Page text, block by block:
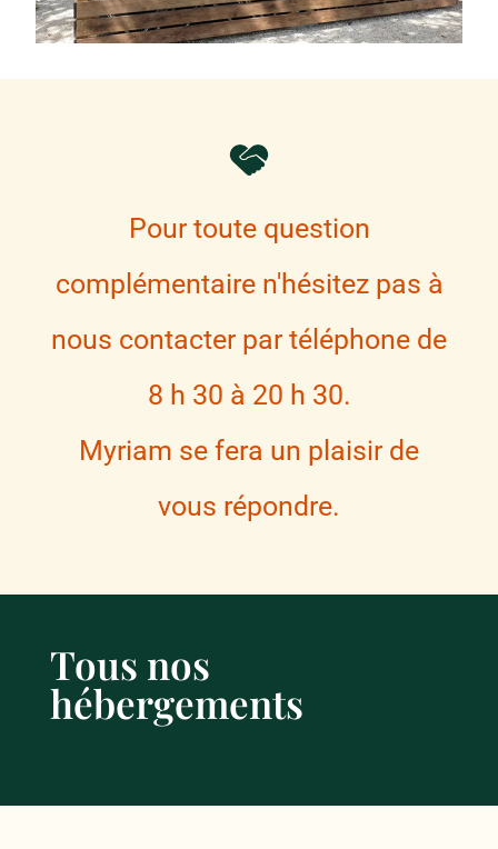
Pour toute question
complémentaire n'hésitez pas à
nous contacter par téléphone de
8 h 30 à 20 h 30.
Myriam se fera un plaisir de
vous répondre.
Tous nos
hébergements